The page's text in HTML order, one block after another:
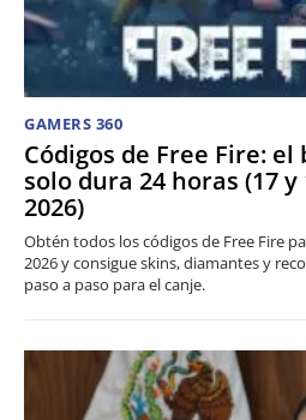
GAMERS 360
Códigos de Free Fire:
solo dura 24 horas (17
2026)
Obtén todos los códigos de Free Fire
2026 y consigue skins, diamantes y
paso a paso para el canje.